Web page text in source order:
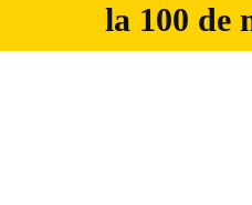
la 100 de